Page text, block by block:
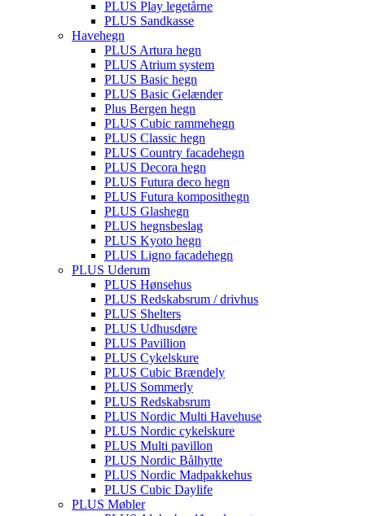
PLUS Play legetårne
PLUS Sandkasse
Havehegn
PLUS Artura hegn
PLUS Atrium system
PLUS Basic hegn
PLUS Basic Gelænder
Plus Bergen hegn
PLUS Cubic rammehegn
PLUS Classic hegn
PLUS Country facadehegn
PLUS Decora hegn
PLUS Futura deco hegn
PLUS Futura komposithegn
PLUS Glashegn
PLUS hegnsbeslag
PLUS Kyoto hegn
PLUS Ligno facadehegn
PLUS Uderum
PLUS Hønsehus
PLUS Redskabsrum / drivhus
PLUS Shelters
PLUS Udhusdøre
PLUS Pavillion
PLUS Cykelskure
PLUS Cubic Brændely
PLUS Sommerly
PLUS Redskabsrum
PLUS Nordic Multi Havehuse
PLUS Nordic cykelskure
PLUS Multi pavillon
PLUS Nordic Bålhytte
PLUS Nordic Madpakkehus
PLUS Cubic Daylife
PLUS Møbler